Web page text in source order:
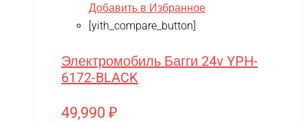
Добавить в Избранное
[yith_compare_button]
Электромобиль Багги 24v YPH-
6172-BLACK
49,990 ₽